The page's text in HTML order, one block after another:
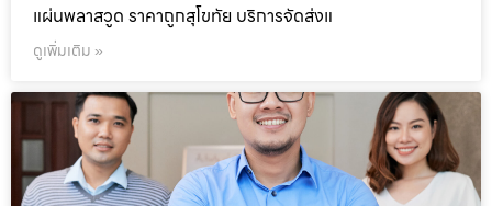
แผ่นพลาสวูด ราคาถูกสุโขทัย บริการจัดส่งแ
ดูเพิ่มเติม »